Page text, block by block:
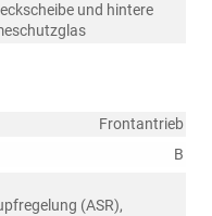
und hintere
Frontantrieb
B
(ASR),